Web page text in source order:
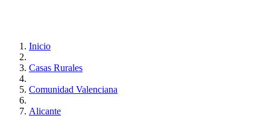
Inicio
Casas Rurales
Comunidad Valenciana
Alicante